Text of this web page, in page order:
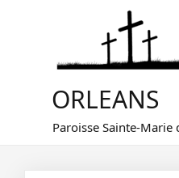
ORLEANS
Paroisse Sainte-Marie